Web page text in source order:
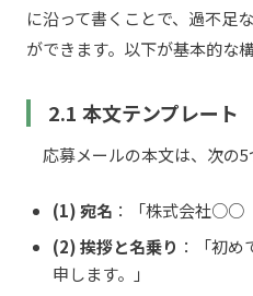
に沿って書くことで、過不足
ができます。以下が基本的な構
2.1 本文テンプレート
応募メールの本文は、次の5
(1) 宛名 ：「株式会社○○
(2) 挨拶と名乗り ：「初
申します。」